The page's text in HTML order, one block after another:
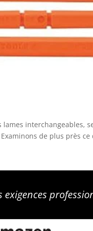
lames interchangeables,
de plus près